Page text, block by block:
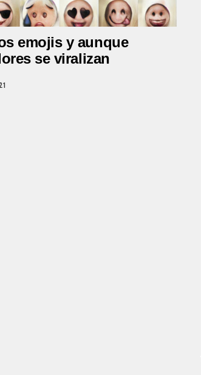
emojis y aunque
se viralizan